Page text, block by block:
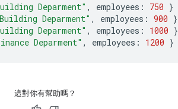
Deparment" , employees : 750 }
Deparment" , employees : 900 }
Deparment" , employees : 1000 }
Deparment" , employees : 1200 }
這對你有幫助嗎？